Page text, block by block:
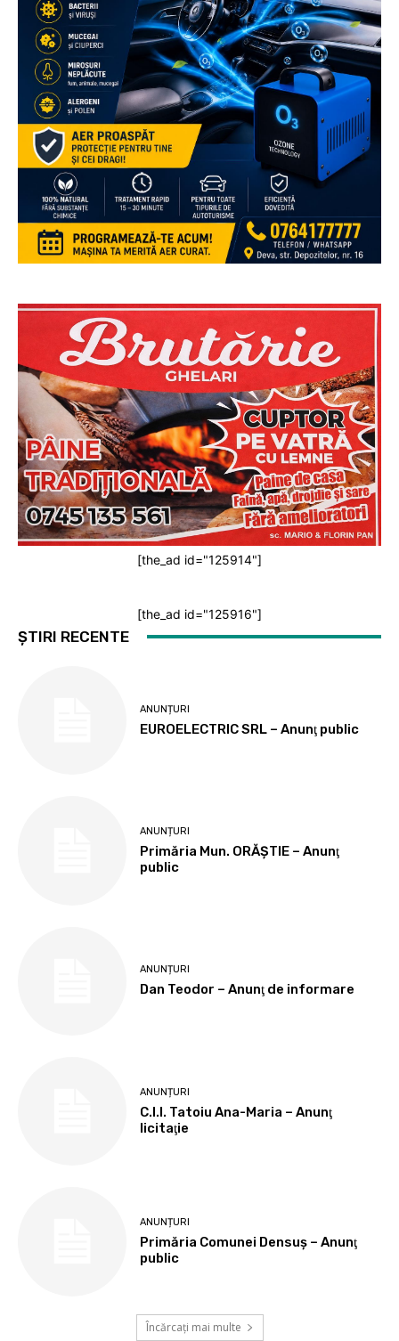
[the_ad id="125914"]
[the_ad id="125916"]
ȘTIRI RECENTE
ANUNȚURI
EUROELECTRIC SRL – Anunţ public
ANUNȚURI
Primăria Mun. ORĂȘTIE – Anunţ
public
ANUNȚURI
Dan Teodor – Anunţ de informare
ANUNȚURI
C.I.I. Tatoiu Ana-Maria – Anunţ
licitaţie
ANUNȚURI
Primăria Comunei Densuş – Anunţ
public
Încărcați mai multe